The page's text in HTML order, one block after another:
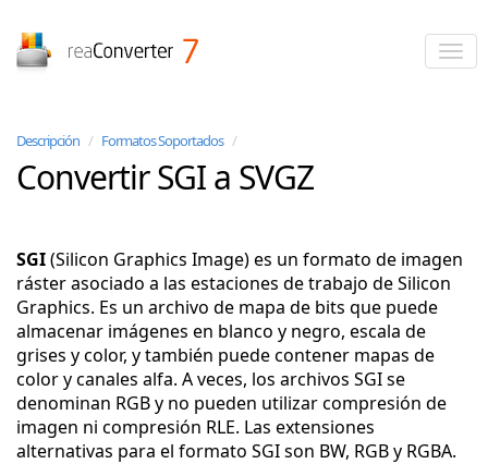
Descripción / Formatos Soportados /
Convertir SGI a SVGZ
SGI(Silicon Graphics Image) es un formato de imagen
ráster asociado a las estaciones de trabajo de Silicon
Graphics. Es un archivo de mapa de bits que puede
almacenar imágenes en blanco y negro, escala de
grises y color, y también puede contener mapas de
color y canales alfa. A veces, los archivos SGI se
denominan RGB y no pueden utilizar compresión de
imagen ni compresión RLE. Las extensiones
alternativas para el formato SGI son BW, RGB y RGBA.